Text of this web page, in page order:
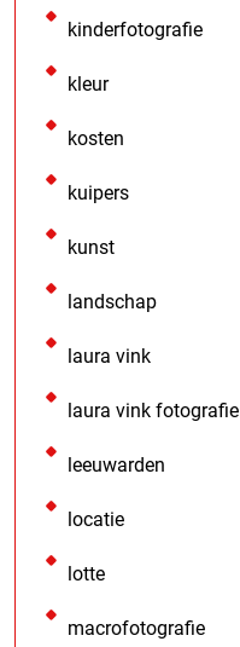
kinderfotografie
kleur
kosten
kuipers
kunst
landschap
laura vink
laura vink fotografie
leeuwarden
locatie
lotte
macrofotografie